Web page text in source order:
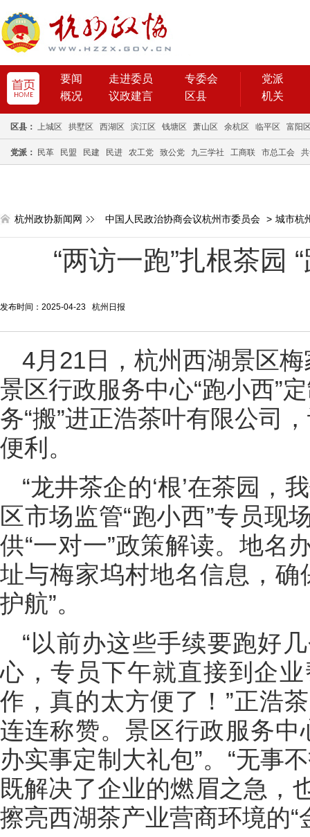
要闻 走进委员
专委会
概况
议政建言 区县
党派
机关
区县： 上城区 拱墅区 西湖区 滨江区 钱塘区 萧山区 余杭区 临平区 富阳
党派： 民革 民盟 民建 民进 农工党 致公党 九三学社 工商联 市总工会
杭州政协新闻网 中国人民政治协商会议杭州市委员会 > 城市杭
“两访一跑”扎根茶园
发布时间：2025-04-23 杭州日报
4月21日，杭州西湖景区
景区行政服务中心“跑小西”
务“搬”进正浩茶叶有限公司
便利。
“龙井茶企的‘根’在茶园，
区市场监管“跑小西”专员现
供“一对一”政策解读。地名
址与梅家坞村地名信息，确
护航”。
“以前办这些手续要跑好
心，专员下午就直接到企
作，真的太方便了！”正浩
连连称赞。景区行政服务
办实事定制大礼包”。“无事
既解决了企业的燃眉之急，
擦亮西湖茶产业营商环境的“